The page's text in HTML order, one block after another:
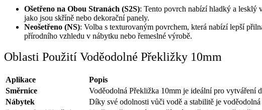
Ošetřeno na Obou Stranách (S2S): Tento povrch nabízí hladký a lesklý
jako jsou skříně nebo dekorační panely.
Neošetřeno (NS): Volba s texturovaným povrchem, která nabízí lepší
přírodního vzhledu v nábytku nebo řemeslné výrobě.
Oblasti Použití Voděodolné Překližky 10mm
Aplikace
Popis
Směrnice
Voděodolná Překližka 10mm je ideální pro vytváření
Nábytek
Díky své odolnosti vůči vodě a stabilitě je